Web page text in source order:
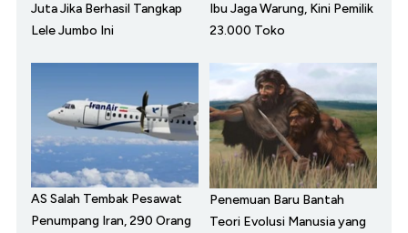
Juta Jika Berhasil Tangkap
Lele Jumbo Ini
Ibu Jaga Warung, Kini Pemilik
23.000 Toko
AS Salah Tembak Pesawat
Penumpang Iran, 290 Orang
Penemuan Baru Bantah
Teori Evolusi Manusia yang